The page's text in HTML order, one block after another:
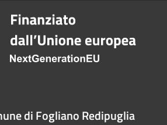
di Fogliano Redipuglia